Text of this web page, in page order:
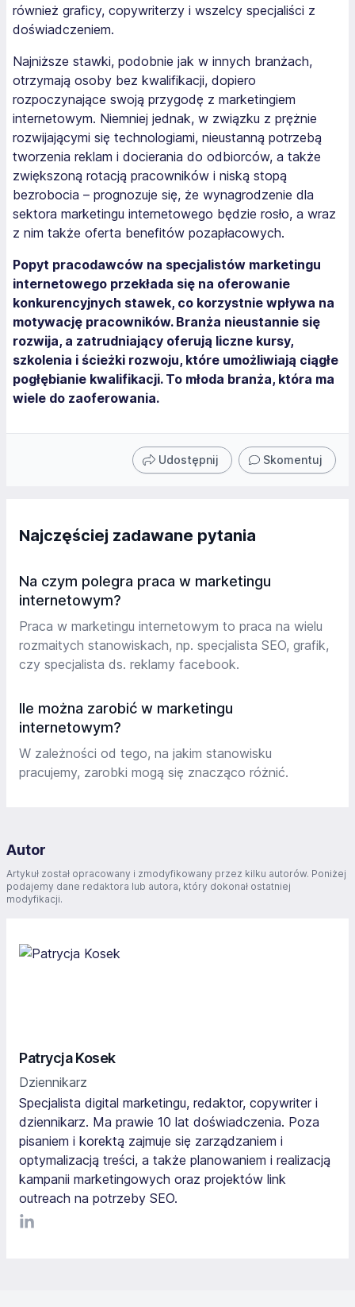
również graficy, copywriterzy i wszelcy specjaliści z
doświadczeniem.
Najniższe stawki, podobnie jak w innych branżach,
otrzymają osoby bez kwalifikacji, dopiero
rozpoczynające swoją przygodę z marketingiem
internetowym. Niemniej jednak, w związku z prężnie
rozwijającymi się technologiami, nieustanną potrzebą
tworzenia reklam i docierania do odbiorców, a także
zwiększoną rotacją pracowników i niską stopą
bezrobocia – prognozuje się, że wynagrodzenie dla
sektora marketingu internetowego będzie rosło, a wraz
z nim także oferta benefitów pozapłacowych.
Popyt pracodawców na specjalistów marketingu
internetowego przekłada się na oferowanie
konkurencyjnych stawek, co korzystnie wpływa na
motywację pracowników. Branża nieustannie się
rozwija, a zatrudniający oferują liczne kursy,
szkolenia i ścieżki rozwoju, które umożliwiają ciągłe
pogłębianie kwalifikacji. To młoda branża, która ma
wiele do zaoferowania.
Udostępnij Skomentuj
Najczęściej zadawane pytania
Na czym polegra praca w marketingu
internetowym?
Praca w marketingu internetowym to praca na wielu
rozmaitych stanowiskach, np. specjalista SEO, grafik,
czy specjalista ds. reklamy facebook.
Ile można zarobić w marketingu
internetowym?
W zależności od tego, na jakim stanowisku
pracujemy, zarobki mogą się znacząco różnić.
Autor
Artykuł został opracowany i zmodyfikowany przez kilku autorów. Poniżej
podajemy dane redaktora lub autora, który dokonał ostatniej
modyfikacji.
Patrycja Kosek
Dziennikarz
Specjalista digital marketingu, redaktor, copywriter i
dziennikarz. Ma prawie 10 lat doświadczenia. Poza
pisaniem i korektą zajmuje się zarządzaniem i
optymalizacją treści, a także planowaniem i realizacją
kampanii marketingowych oraz projektów link
outreach na potrzeby SEO.
LinkediIn